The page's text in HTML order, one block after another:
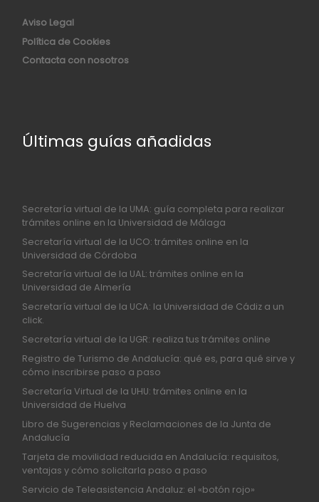
Aviso Legal
Política de Cookies
Contacta con nosotros
Últimas guías añadidas
Secretaría virtual de la UMA: guía completa para realizar
trámites online en la Universidad de Málaga
Secretaría virtual de la UCO: trámites online en la
Universidad de Córdoba
Secretaría virtual de la UAL: trámites online en la
Universidad de Almería
Secretaría virtual de la UCA: la Universidad de Cádiz a un
click.
Secretaría virtual de la UGR: realiza tus trámites online
Registro de Turismo de Andalucía: qué es, para qué sirve y
cómo inscribirse paso a paso
Secretaría Virtual de la UHU: trámites online en la
Universidad de Huelva
Libro de Sugerencias y Reclamaciones de la Junta de
Andalucía
Tarjeta de movilidad reducida en Andalucía: requisitos,
ventajas y cómo solicitarla paso a paso
Servicio de Teleasistencia Andaluz: el «botón rojo»